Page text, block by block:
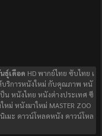
ธุ์เดือด HD พากย์ไทย ซับไทย เ
บริการหนังใหม่ กับคุณภาพ หนั
ป็น หนังไทย หนังต่างประเทศ ซี
ม่ หนังมาใหม่ MASTER ZOO
มะ ดาวน์โหลดหนัง ดาวน์โหล